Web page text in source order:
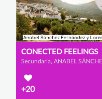
CONECTED FEELINGS
+20